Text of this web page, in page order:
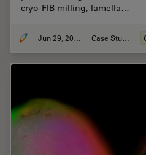
cryo-FIB milling, lamella…
Jun 29, 2026 Case Study